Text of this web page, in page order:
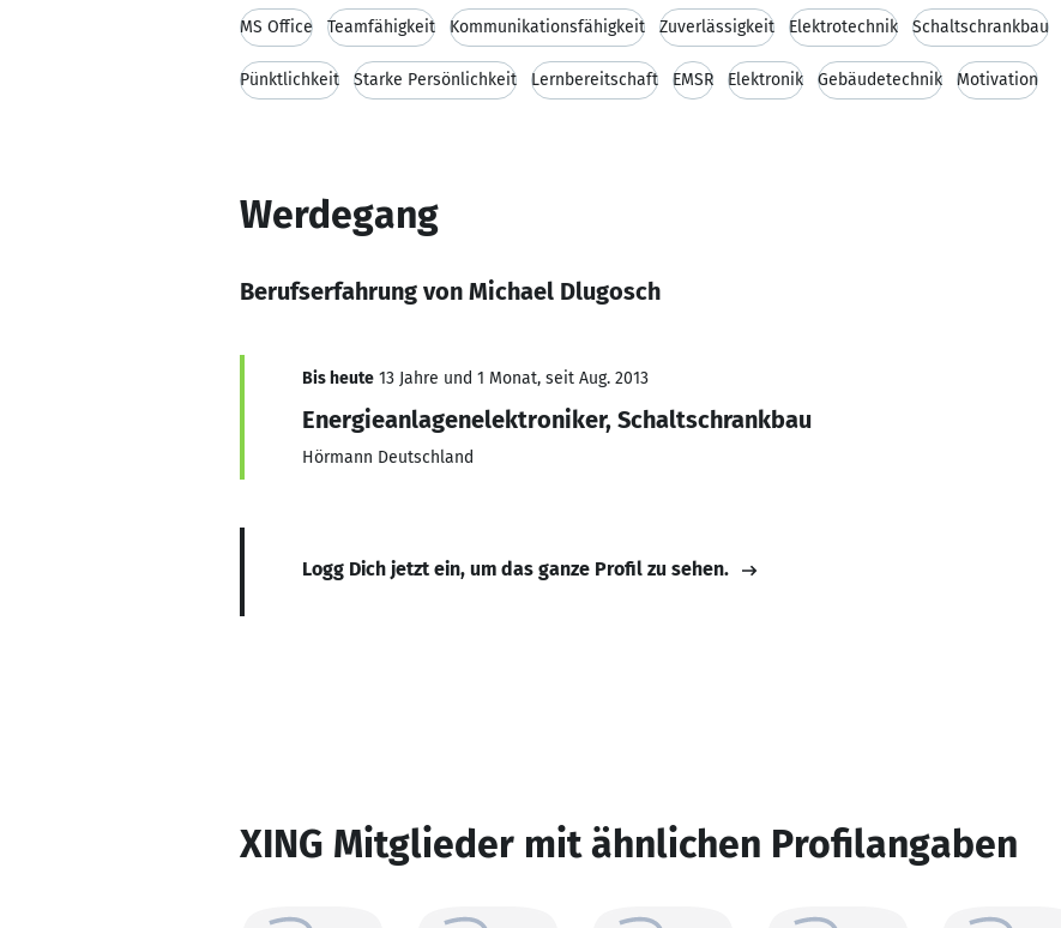
MS Office Teamfähigkeit Kommunikationsfähigkeit Zuverlässigkeit Elektrotechnik Schaltschrankbau
Pünktlichkeit Starke Persönlichkeit Lernbereitschaft EMSR Elektronik Gebäudetechnik Motivation
Werdegang
Berufserfahrung von Michael Dlugosch
Bis heute 13 Jahre und 1 Monat, seit Aug. 2013
Energieanlagenelektroniker, Schaltschrankbau
Hörmann Deutschland
Logg Dich jetzt ein, um das ganze Profil zu sehen.
XING Mitglieder mit ähnlichen Profilangaben